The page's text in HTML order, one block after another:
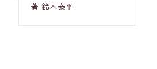
著 鈴木泰平